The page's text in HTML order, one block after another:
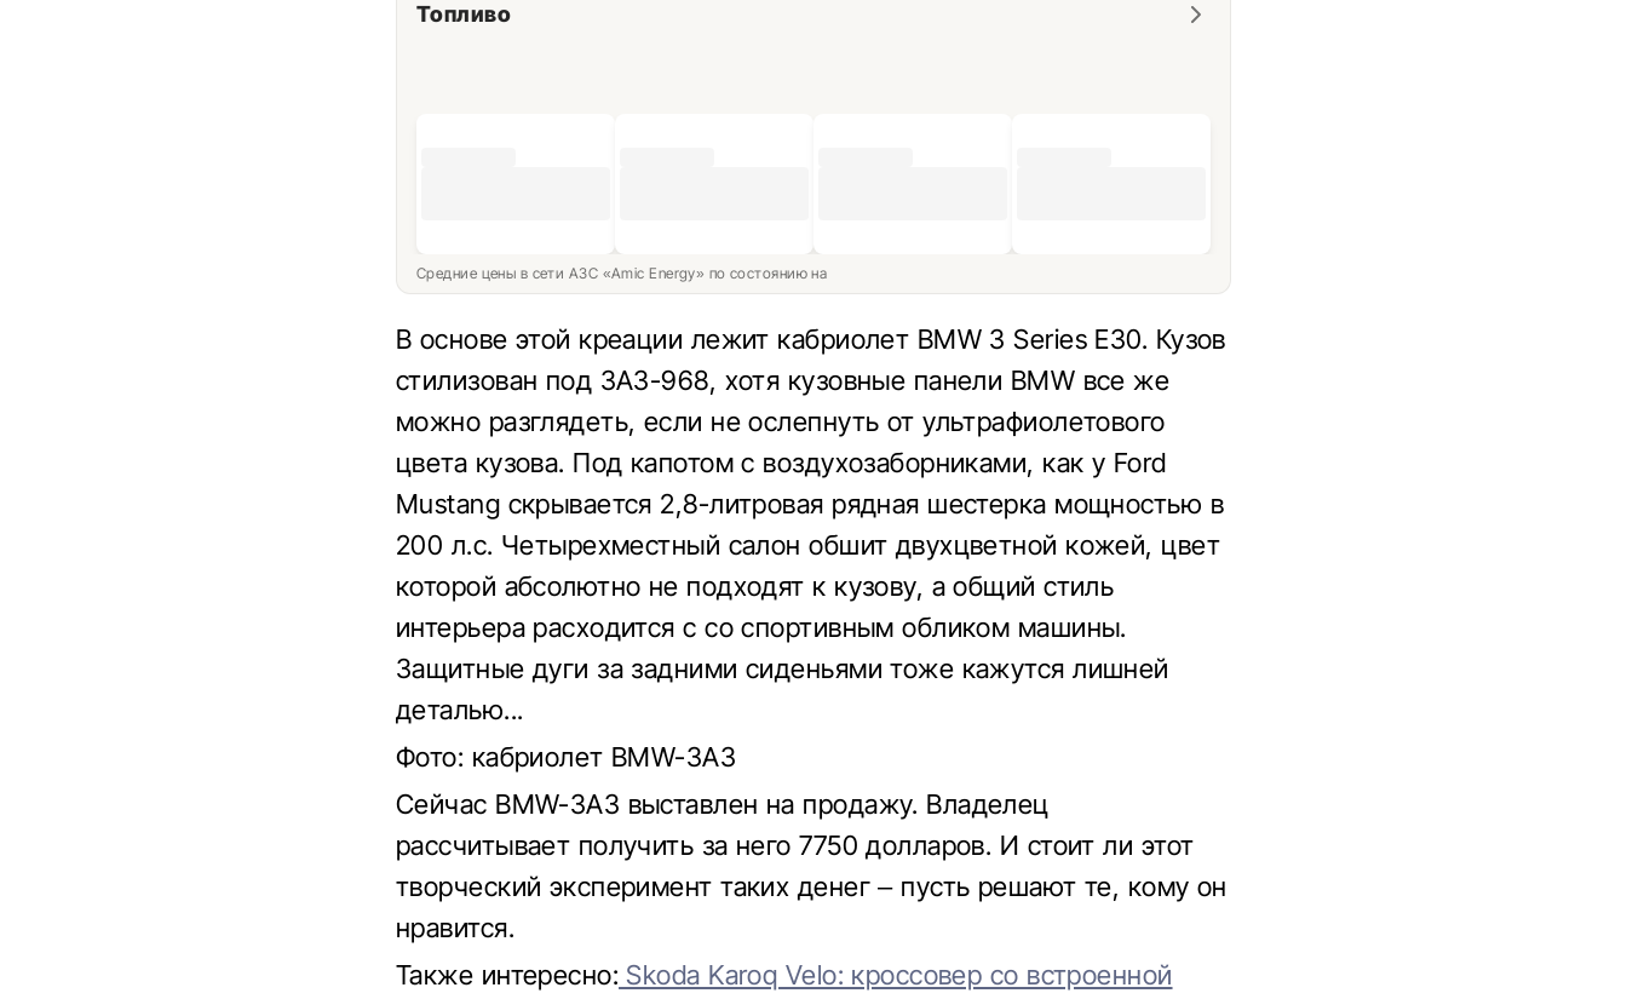
Топливо
Средние цены в сети АЗС «Amic Energy» по состоянию на
В основе этой креации лежит кабриолет BMW 3 Series E30. Кузов
стилизован под ЗАЗ-968, хотя кузовные панели BMW все же
можно разглядеть, если не ослепнуть от ультрафиолетового
цвета кузова. Под капотом с воздухозаборниками, как у Ford
Mustang скрывается 2,8-литровая рядная шестерка мощностью в
200 л.с. Четырехместный салон обшит двухцветной кожей, цвет
которой абсолютно не подходят к кузову, а общий стиль
интерьера расходится с со спортивным обликом машины.
Защитные дуги за задними сиденьями тоже кажутся лишней
деталью...
Фото: кабриолет BMW-ЗАЗ
Сейчас BMW-ЗАЗ выставлен на продажу. Владелец
рассчитывает получить за него 7750 долларов. И стоит ли этот
творческий эксперимент таких денег – пусть решают те, кому он
нравится.
Также интересно: Skoda Karoq Velo: кроссовер со встроенной